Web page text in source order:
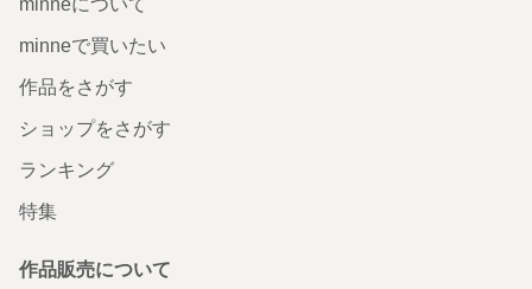
minneで買いたい
作品をさがす
ショップをさがす
ランキング
特集
作品販売について